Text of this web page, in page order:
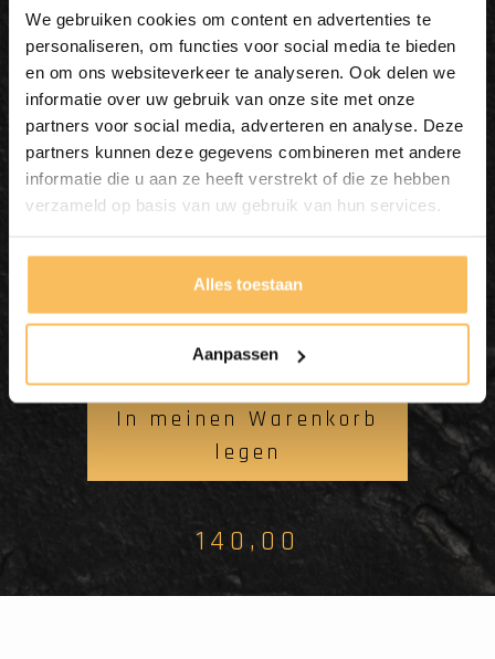
We gebruiken cookies om content en advertenties te
personaliseren, om functies voor social media te bieden
en om ons websiteverkeer te analyseren. Ook delen we
informatie over uw gebruik van onze site met onze
partners voor social media, adverteren en analyse. Deze
partners kunnen deze gegevens combineren met andere
informatie die u aan ze heeft verstrekt of die ze hebben
verzameld op basis van uw gebruik van hun services.
Alles toestaan
Aanpassen
Naturstein Waschbecken
FL21447 - 45x43x15 cm
In meinen Warenkorb
legen
140,00